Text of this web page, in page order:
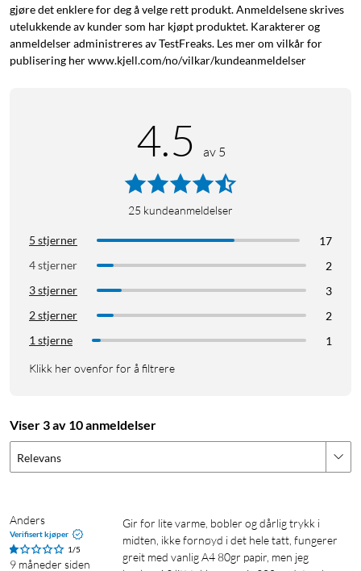
gjøre det enklere for deg å velge rett produkt. Anmeldelsene skrives
utelukkende av kunder som har kjøpt produktet. Karakterer og
anmeldelser administreres av TestFreaks. Les mer om vilkår for
publisering her www.kjell.com/no/vilkar/kundeanmeldelser
4.5 av 5
25 kundeanmeldelser
5 stjerner
17
4 stjerner
2
3 stjerner
3
2 stjerner
2
1 stjerne
1
Klikk her ovenfor for å filtrere
Viser 3 av 10 anmeldelser
Relevans
Anders
Verifisert kjøper
1/5
9 måneder siden
Gir for lite varme, bobler og dårlig trykk i
midten, ikke fornøyd i det hele tatt, fungerer
greit med vanlig A4 80gr papir, men jeg